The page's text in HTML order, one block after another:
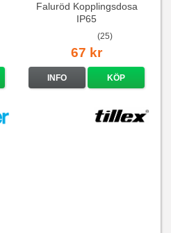
Faluröd Kopplingsdosa
IP65
(25)
67 kr
INFO KÖP